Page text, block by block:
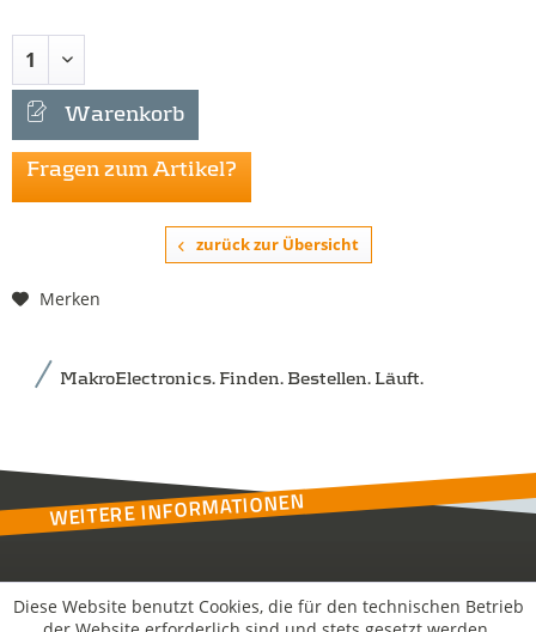
Warenkorb
Fragen zum Artikel?
zurück zur Übersicht
Merken
MakroElectronics. Finden. Bestellen. Läuft.
WEITERE INFORMATIONEN
Kontakt
Diese Website benutzt Cookies, die für den technischen Betrieb